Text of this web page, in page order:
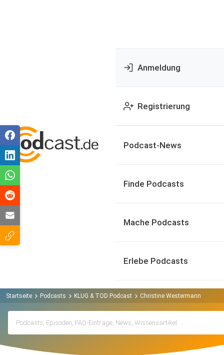
Anmeldung
Registrierung
Podcast-News
Finde Podcasts
Mache Podcasts
Erlebe Podcasts
Startseite Podcasts KLUG & TOD Podcast Christine Westermann: Wann